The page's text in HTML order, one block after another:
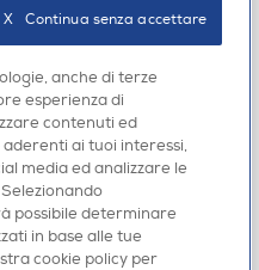
anche di terze
esperienza di
contenuti ed
ai tuoi interessi,
media ed analizzare le
possibile determinare
in base alle tue
cookie policy per
X   Continua senza accettare